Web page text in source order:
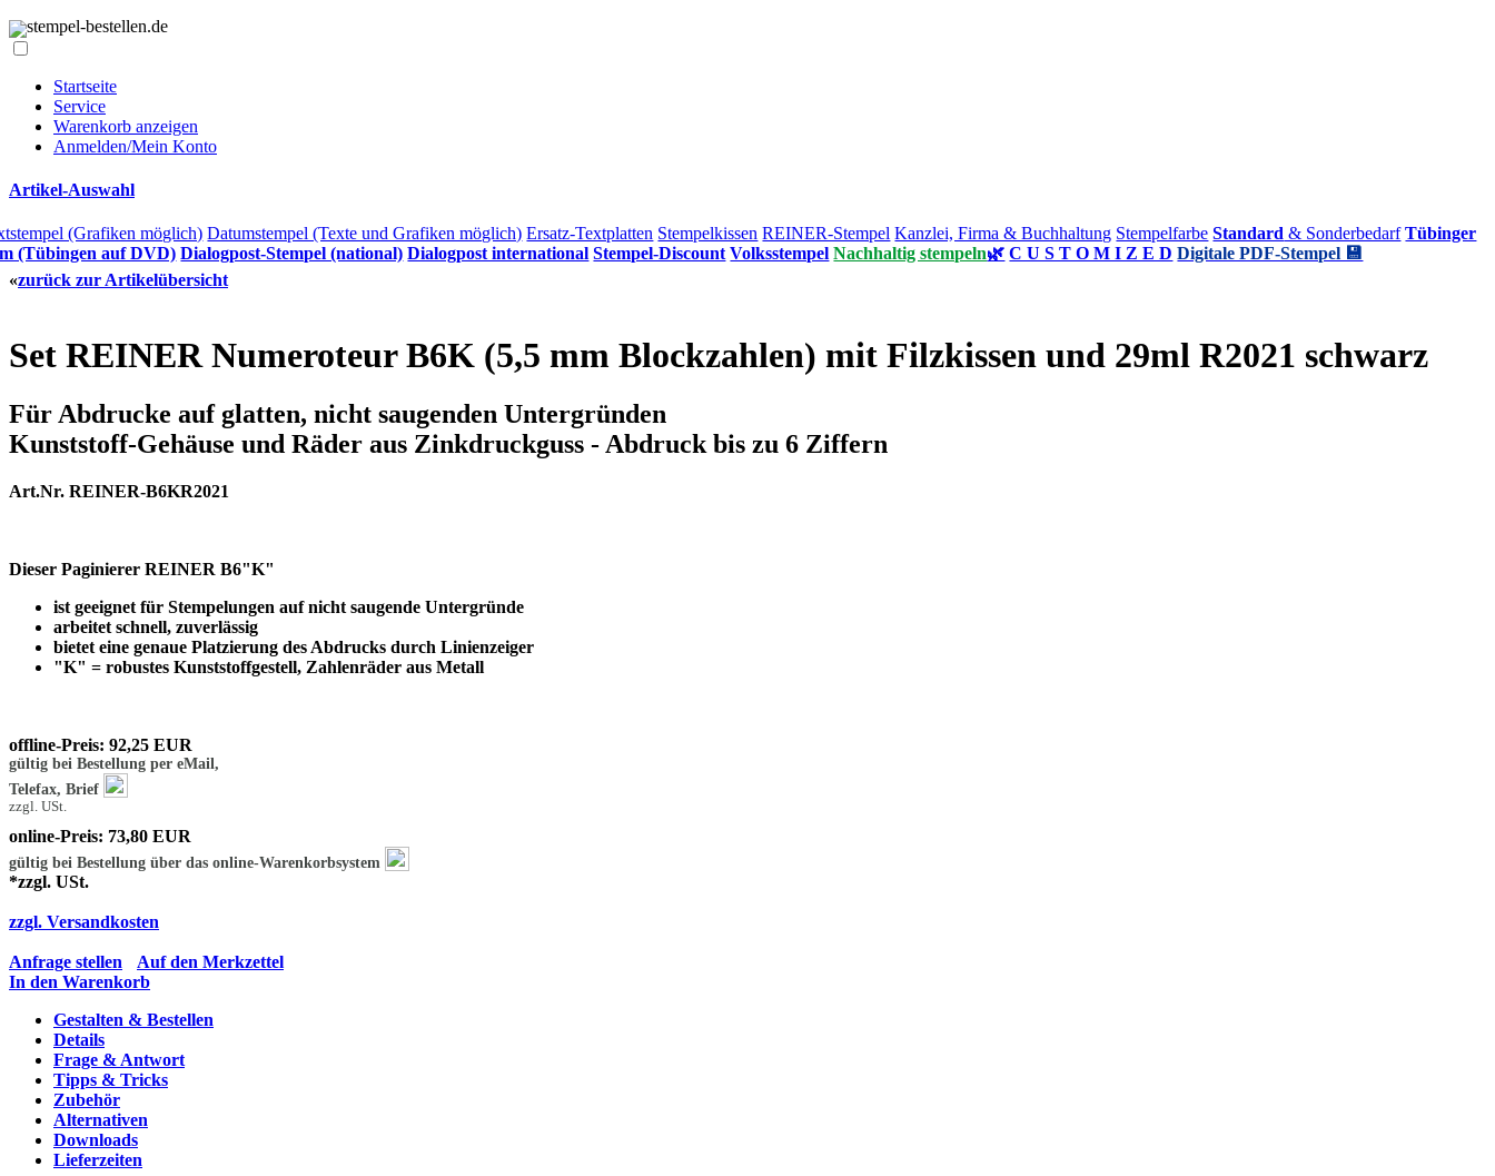
stempel-bestellen.de
Startseite
Service
Warenkorb anzeigen
Anmelden/Mein Konto
Artikel-Auswahl
(Grafiken möglich) Datumstempel (Texte und Grafiken möglich) Ersatz-Textplatten Stempelkissen REINER-Stempel Kanzlei, Firma & Buchhaltung Stempelfarbe Standard & Sonderbedarf Tübinger
(Tübingen auf DVD) Dialogpost-Stempel (national) Dialogpost international Stempel-Discount Volksstempel Nachhaltig stempeln🌿 C U S T O M I Z E D Digitale PDF-Stempel 💾
«zurück zur Artikelübersicht
Set REINER Numeroteur B6K (5,5 mm Blockzahlen) mit Filzkissen und 29ml R2021 schwarz
Für Abdrucke auf glatten, nicht saugenden Untergründen
Kunststoff-Gehäuse und Räder aus Zinkdruckguss - Abdruck bis zu 6 Ziffern
Art.Nr. REINER-B6KR2021
Dieser Paginierer REINER B6"K"
ist geeignet für Stempelungen auf nicht saugende Untergründe
arbeitet schnell, zuverlässig
bietet eine genaue Platzierung des Abdrucks durch Linienzeiger
"K" = robustes Kunststoffgestell, Zahlenräder aus Metall
offline-Preis: 92,25 EUR
gültig bei Bestellung per eMail,
Telefax, Brief
zzgl. USt.
online-Preis: 73,80 EUR
gültig bei Bestellung über das online-Warenkorbsystem
*zzgl. USt.
zzgl. Versandkosten
Anfrage stellen
Auf den Merkzettel
In den Warenkorb
Gestalten & Bestellen
Details
Frage & Antwort
Tipps & Tricks
Zubehör
Alternativen
Downloads
Lieferzeiten